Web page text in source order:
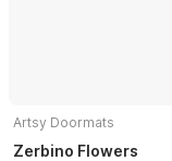
Artsy Doormats
Zerbino Flowers